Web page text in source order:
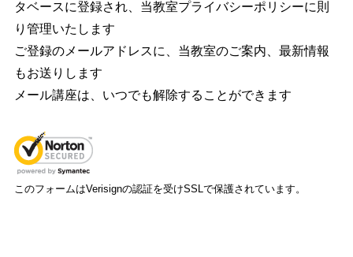
タベースに登録され、当教室プライバシーポリシーに則
り管理いたします
ご登録のメールアドレスに、当教室のご案内、最新情報
もお送りします
メール講座は、いつでも解除することができます
このフォームはVerisignの認証を受けSSLで保護されています。